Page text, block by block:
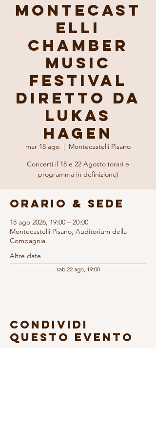
Montecast
elli
Chamber
Music
Festival
diretto da
Lukas
Hagen
mar 18 ago
  |
Montecastelli Pisano
Concerti il 18 e 22 Agosto (orari e
programma in definizione)
Orario & Sede
18 ago 2026, 19:00 – 20:00
Montecastelli Pisano, Auditorium della
Compagnia
Altre date
sab 22 ago, 19:00
Condividi
questo evento